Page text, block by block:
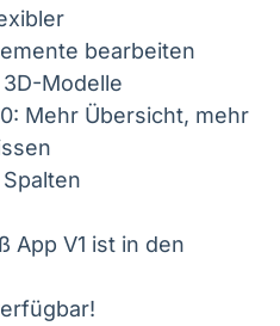
bearbeiten
Modelle
Mehr Übersicht, mehr
App V1 ist in den